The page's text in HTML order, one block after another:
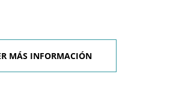
MÁS INFORMACIÓN